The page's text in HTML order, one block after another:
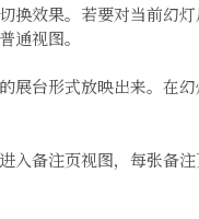
换效果。若要对当前幻
通视图。
展台形式放映出来。在
备注页视图，每张备注